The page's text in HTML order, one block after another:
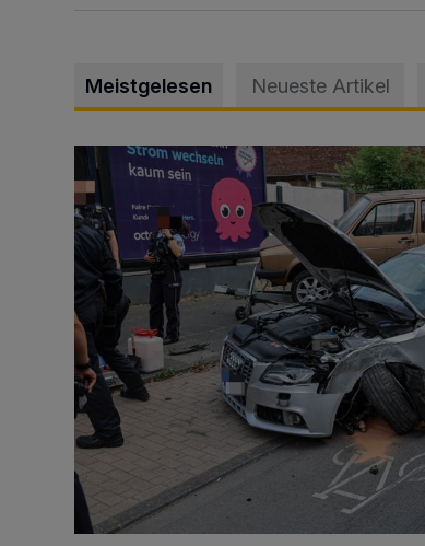
Meistgelesen Neueste Artikel
Schwerer Unfall mit 2,48 Promille